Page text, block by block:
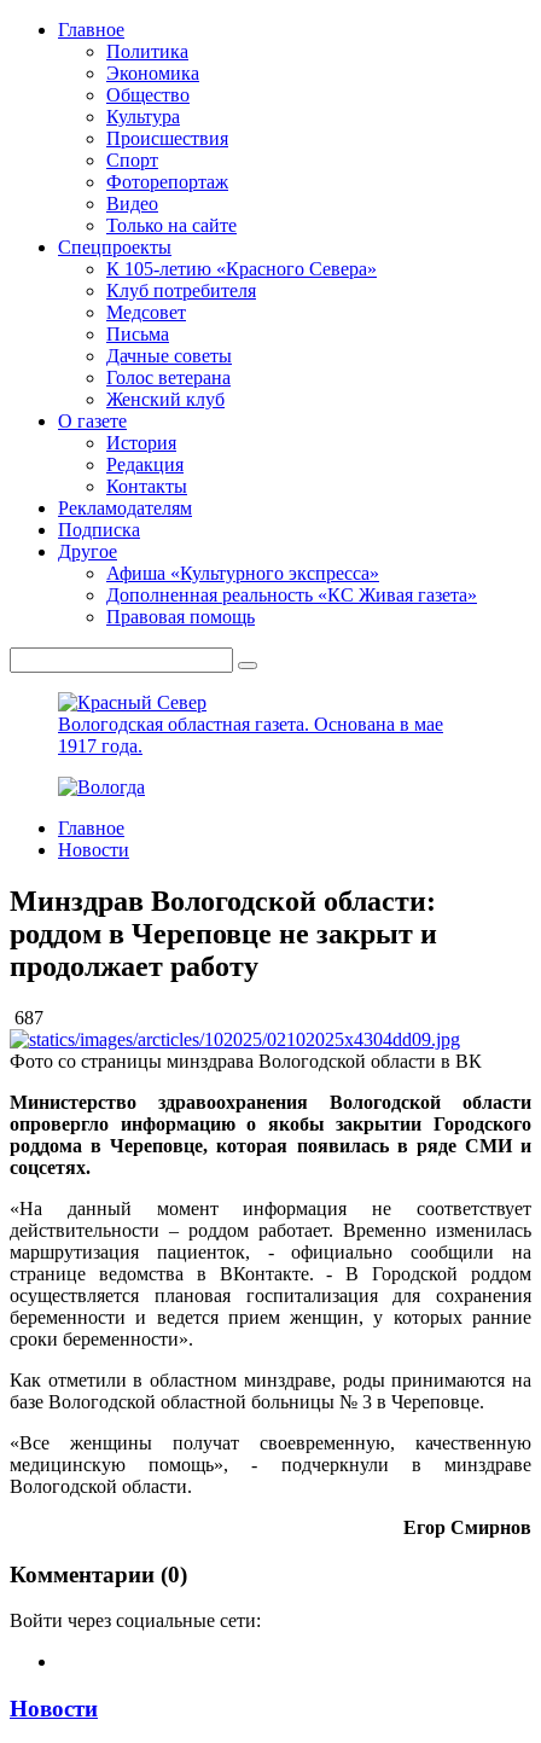
Главное
Политика
Экономика
Общество
Культура
Происшествия
Спорт
Фоторепортаж
Видео
Только на сайте
Спецпроекты
К 105-летию «Красного Севера»
Клуб потребителя
Медсовет
Письма
Дачные советы
Голос ветерана
Женский клуб
О газете
История
Редакция
Контакты
Рекламодателям
Подписка
Другое
Афиша «Культурного экспресса»
Дополненная реальность «КС Живая газета»
Правовая помощь
Вологодская областная газета. Основана в мае
1917 года.
Главное
Новости
Минздрав Вологодской области:
роддом в Череповце не закрыт и
продолжает работу
687
Фото со страницы минздрава Вологодской области в ВК
Министерство здравоохранения Вологодской области
опровергло информацию о якобы закрытии Городского
роддома в Череповце, которая появилась в ряде СМИ и
соцсетях.
«На данный момент информация не соответствует
действительности – роддом работает. Временно изменилась
маршрутизация пациенток, - официально сообщили на
странице ведомства в ВКонтакте. - В Городской роддом
осуществляется плановая госпитализация для сохранения
беременности и ведется прием женщин, у которых ранние
сроки беременности».
Как отметили в областном минздраве, роды принимаются на
базе Вологодской областной больницы № 3 в Череповце.
«Все женщины получат своевременную, качественную
медицинскую помощь», - подчеркнули в минздраве
Вологодской области.
Егор Смирнов
Комментарии (0)
Войти через социальные сети:
Новости